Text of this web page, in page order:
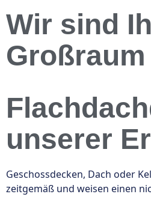
Wir sind
unserer
Geschossdecken, Dach oder
zeitgemäß und weisen einen